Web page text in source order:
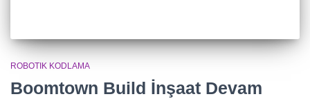
ROBOTIK KODLAMA
Boomtown Build İnşaat Devam